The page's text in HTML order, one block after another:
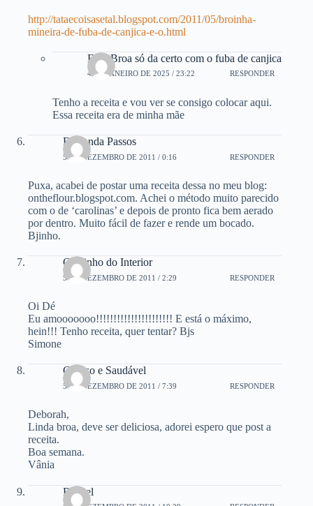
http://tataecoisasetal.blogspot.com/2011/05/broinha-
mineira-de-fuba-de-canjica-e-o.html
Essa Broa só da certo com o fuba de canjica
4 DE JANEIRO DE 2025 / 23:22 RESPONDER
Tenho a receita e vou ver se consigo colocar aqui.
Essa receita era de minha mãe
Fernanda Passos
5 DE DEZEMBRO DE 2011 / 0:16 RESPONDER
Puxa, acabei de postar uma receita dessa no meu blog:
ontheflour.blogspot.com. Achei o método muito parecido
com o de ‘carolinas’ e depois de pronto fica bem aerado
por dentro. Muito fácil de fazer e rende um bocado.
Bjinho.
Gostinho do Interior
5 DE DEZEMBRO DE 2011 / 2:29 RESPONDER
Oi Dé
Eu amooooooo!!!!!!!!!!!!!!!!!!!!!! E está o máximo,
hein!!! Tenho receita, quer tentar? Bjs
Simone
Guloso e Saudável
5 DE DEZEMBRO DE 2011 / 7:39 RESPONDER
Deborah,
Linda broa, deve ser deliciosa, adorei espero que post a
receita.
Boa semana.
Vânia
Rachel